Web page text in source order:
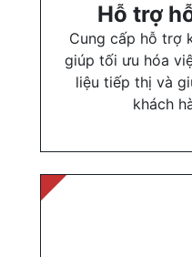
Hỗ trợ
Cung cấp hỗ trợ
giúp tối ưu hóa
liệu tiếp thị và
khách